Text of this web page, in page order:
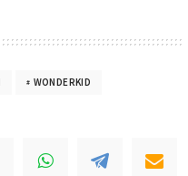
WONDERKID